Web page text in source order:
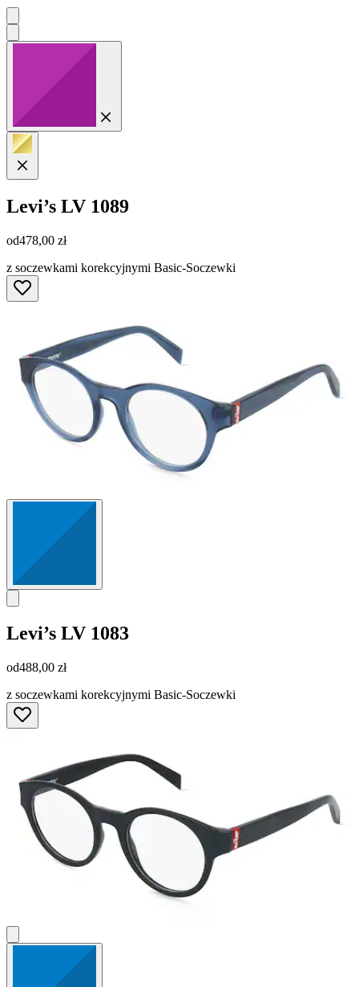
Levi’s LV 1089
od478,00 zł
z soczewkami korekcyjnymi Basic-Soczewki
Levi’s LV 1083
od488,00 zł
z soczewkami korekcyjnymi Basic-Soczewki